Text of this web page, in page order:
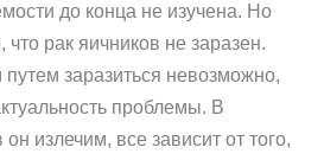
до конца не изучена. Но
рак яичников не заразен.
заразиться невозможно,
проблемы. В
излечим, все зависит от того,